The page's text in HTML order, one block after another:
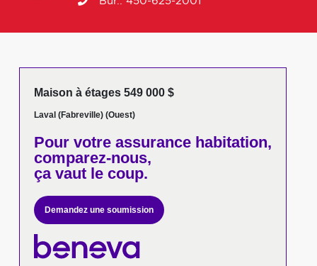
Maison à étages 549 000 $
Laval (Fabreville) (Ouest)
Pour votreassurance habitation,
comparez-nous,
ça vaut le coup.
Demandez une soumission